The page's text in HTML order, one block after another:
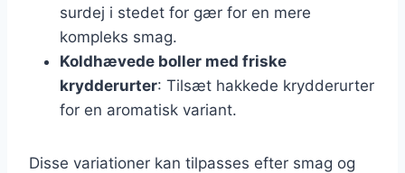
surdej i stedet for gær for en mere
kompleks smag.
Koldhævede boller med friske
krydderurter: Tilsæt hakkede krydderurter
for en aromatisk variant.
Disse variationer kan tilpasses efter smag og